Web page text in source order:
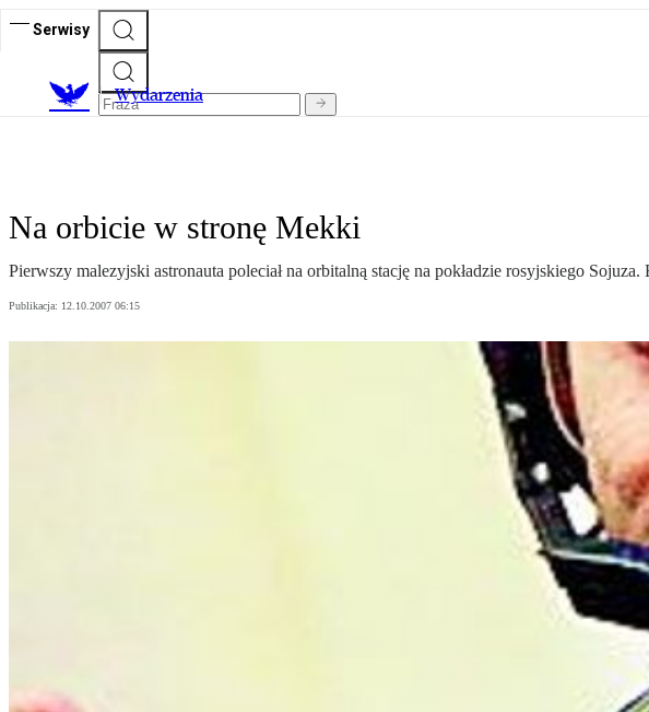
Serwisy
Wydarzenia
Na orbicie w stronę Mekki
Pierwszy malezyjski astronauta poleciał na orbitalną stację na pokładzie rosyjskiego
Publikacja: 12.10.2007 06:15